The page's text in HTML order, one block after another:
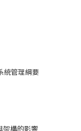
統管理綱要
架構的影響